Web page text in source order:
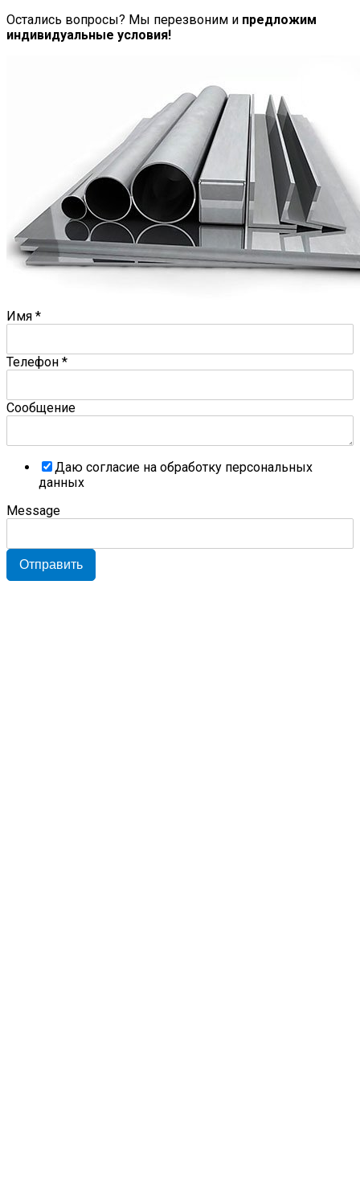
Остались вопросы? Мы перезвоним и предложим
индивидуальные условия!
Имя *
Телефон *
Сообщение
Даю согласие на обработку персональных
данных
Message
Отправить